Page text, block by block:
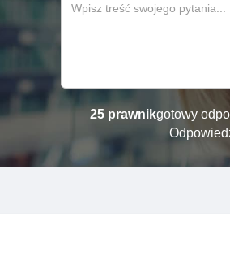
25 prawnikgotowy